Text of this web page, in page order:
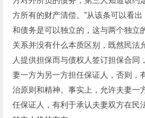
方所有的财产清偿。”从该条可以看
和债务是可以独立的，这与两个独立
关系并没有什么本质区别，既然民法
人提供担保而与债权人签订担保合同
妻一方为另一方担任保证人，否则，
治原则和精神。事实上，允许夫妻一
任保证人，有利于承认夫妻双方在民